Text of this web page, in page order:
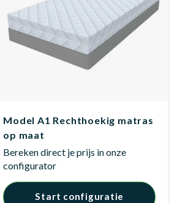
Model A1 Rechthoekig matras
op maat
Bereken direct je prijs in onze
configurator
Start configuratie